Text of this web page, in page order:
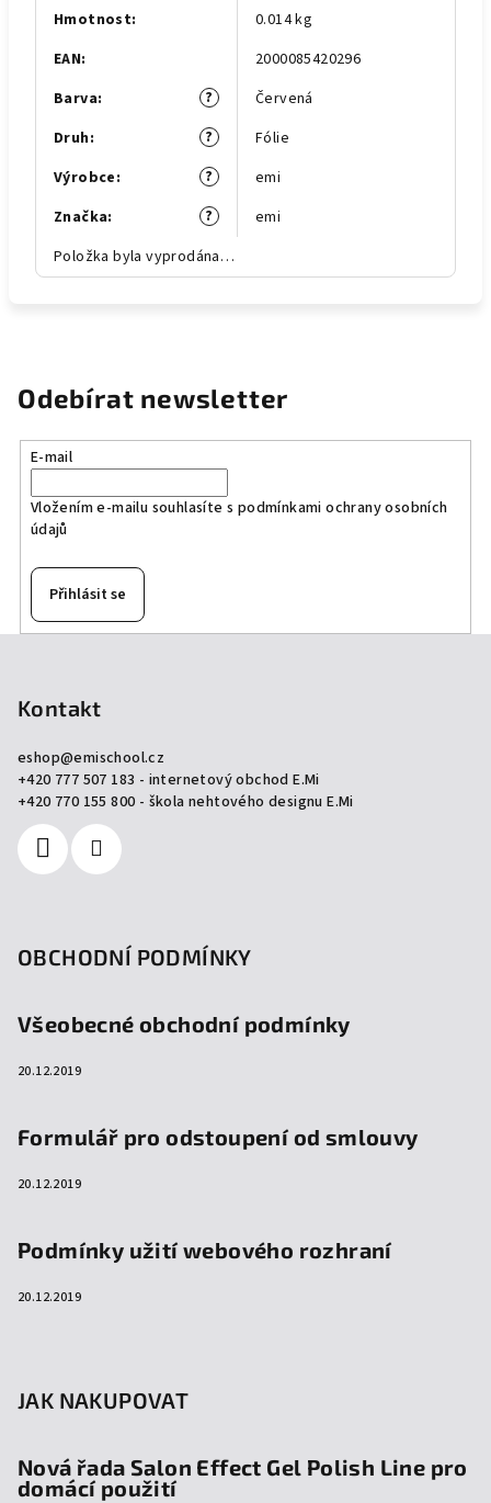
Hmotnost:
0.014 kg
EAN:
2000085420296
?
Barva:
Červená
?
Druh:
Fólie
?
Výrobce:
emi
?
Značka:
emi
Položka byla vyprodána…
Odebírat newsletter
E-mail
Vložením e-mailu souhlasíte s podmínkami ochrany osobních
údajů
Přihlásit se
Kontakt
eshop@emischool.cz
+420 777 507 183 - internetový obchod E.Mi
+420 770 155 800 - škola nehtového designu E.Mi
OBCHODNÍ PODMÍNKY
Všeobecné obchodní podmínky
20.12.2019
Formulář pro odstoupení od smlouvy
20.12.2019
Podmínky užití webového rozhraní
20.12.2019
JAK NAKUPOVAT
Nová řada Salon Effect Gel Polish Line pro
domácí použití